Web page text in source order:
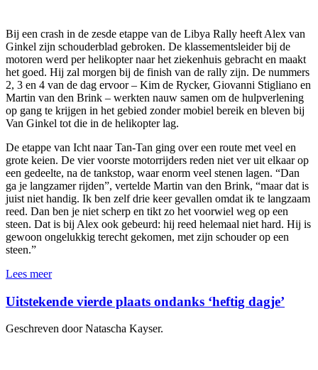
Bij een crash in de zesde etappe van de Libya Rally heeft Alex van
Ginkel zijn schouderblad gebroken. De klassementsleider bij de
motoren werd per helikopter naar het ziekenhuis gebracht en maakt
het goed. Hij zal morgen bij de finish van de rally zijn. De nummers
2, 3 en 4 van de dag ervoor – Kim de Rycker, Giovanni Stigliano en
Martin van den Brink – werkten nauw samen om de hulpverlening
op gang te krijgen in het gebied zonder mobiel bereik en bleven bij
Van Ginkel tot die in de helikopter lag.
De etappe van Icht naar Tan-Tan ging over een route met veel en
grote keien. De vier voorste motorrijders reden niet ver uit elkaar op
een gedeelte, na de tankstop, waar enorm veel stenen lagen. “Dan
ga je langzamer rijden”, vertelde Martin van den Brink, “maar dat is
juist niet handig. Ik ben zelf drie keer gevallen omdat ik te langzaam
reed. Dan ben je niet scherp en tikt zo het voorwiel weg op een
steen. Dat is bij Alex ook gebeurd: hij reed helemaal niet hard. Hij is
gewoon ongelukkig terecht gekomen, met zijn schouder op een
steen.”
Lees meer
Uitstekende vierde plaats ondanks ‘heftig dagje’
Geschreven door Natascha Kayser.